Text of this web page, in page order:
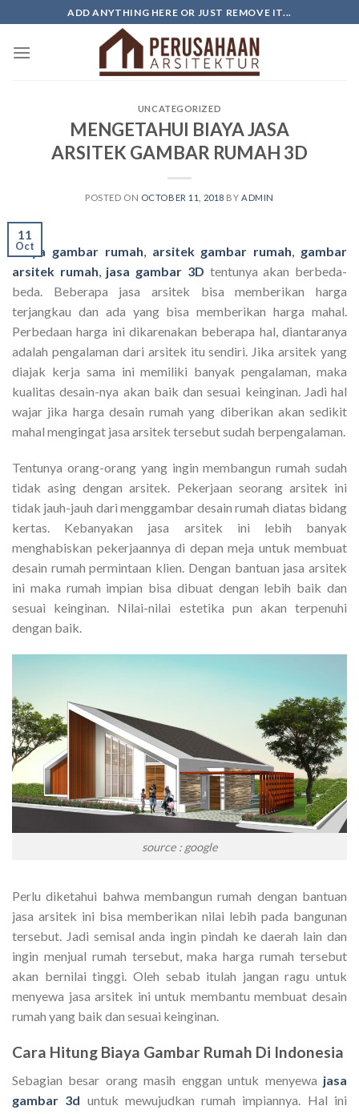
to
content
ADD ANYTHING HERE OR JUST REMOVE IT...
UNCATEGORIZED
MENGETAHUI BIAYA JASA
ARSITEK GAMBAR RUMAH 3D
POSTED ON OCTOBER 11, 2018 BY ADMIN
11
Oct
Biaya gambar rumah arsitek gambar rumah
gambar
arsitek rumah jasa gambar 3D tentunya akan berbeda-
beda. Beberapa jasa arsitek bisa memberikan harga
terjangkau dan ada yang bisa memberikan harga mahal.
Perbedaan harga ini dikarenakan beberapa hal, diantaranya
adalah pengalaman dari arsitek itu sendiri. Jika arsitek yang
diajak kerja sama ini memiliki banyak pengalaman, maka
kualitas desain-nya akan baik dan sesuai keinginan. Jadi hal
wajar jika harga desain rumah yang diberikan akan sedikit
mahal mengingat jasa arsitek tersebut sudah berpengalaman.
Tentunya orang-orang yang ingin membangun rumah sudah
tidak asing dengan arsitek. Pekerjaan seorang arsitek ini
tidak jauh-jauh dari menggambar desain rumah diatas bidang
kertas. Kebanyakan jasa arsitek ini lebih banyak
menghabiskan pekerjaannya di depan meja untuk membuat
desain rumah permintaan klien. Dengan bantuan jasa arsitek
ini maka rumah impian bisa dibuat dengan lebih baik dan
sesuai keinginan. Nilai-nilai estetika pun akan terpenuhi
dengan baik.
source : google
Perlu diketahui bahwa membangun rumah dengan bantuan
jasa arsitek ini bisa memberikan nilai lebih pada bangunan
tersebut. Jadi semisal anda ingin pindah ke daerah lain dan
ingin menjual rumah tersebut, maka harga rumah tersebut
akan bernilai tinggi. Oleh sebab itulah jangan ragu untuk
menyewa jasa arsitek ini untuk membantu membuat desain
rumah yang baik dan sesuai keinginan.
Cara Hitung Biaya Gambar Rumah Di Indonesia
Sebagian besar orang masih enggan untuk menyewa jasa
gambar 3d untuk mewujudkan rumah impiannya. Hal ini